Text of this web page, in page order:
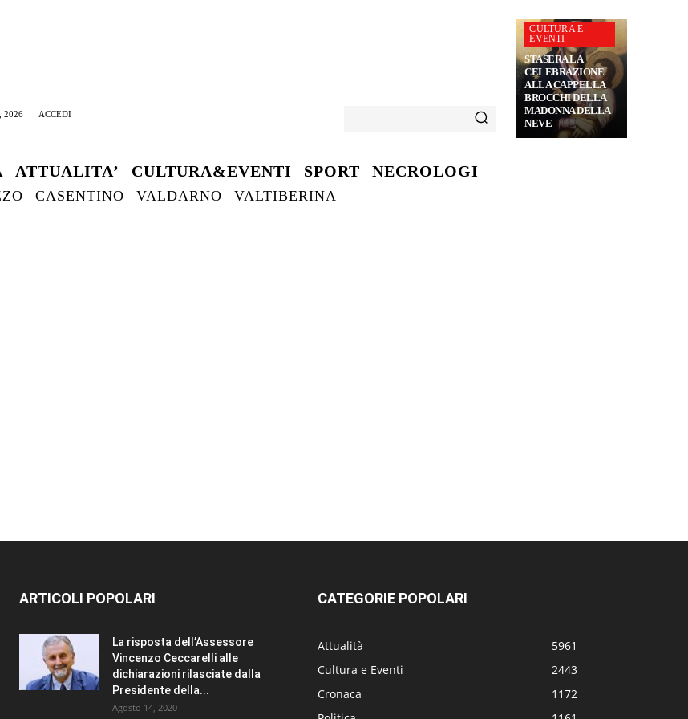
2026 ACCEDI
CULTURA E
EVENTI
STASERA LA
CELEBRAZIONE
ALLA CAPPELLA
BROCCHI DELLA
MADONNA DELLA
NEVE
ATTUALITA’ CULTURA&EVENTI SPORT NECROLOGI
CASENTINO VALDARNO VALTIBERINA
ARTICOLI POPOLARI
La risposta dell’Assessore
Vincenzo Ceccarelli alle
dichiarazioni rilasciate dalla
Presidente della...
Agosto 14, 2020
CATEGORIE POPOLARI
Attualità
5961
Cultura e Eventi
2443
Cronaca
1172